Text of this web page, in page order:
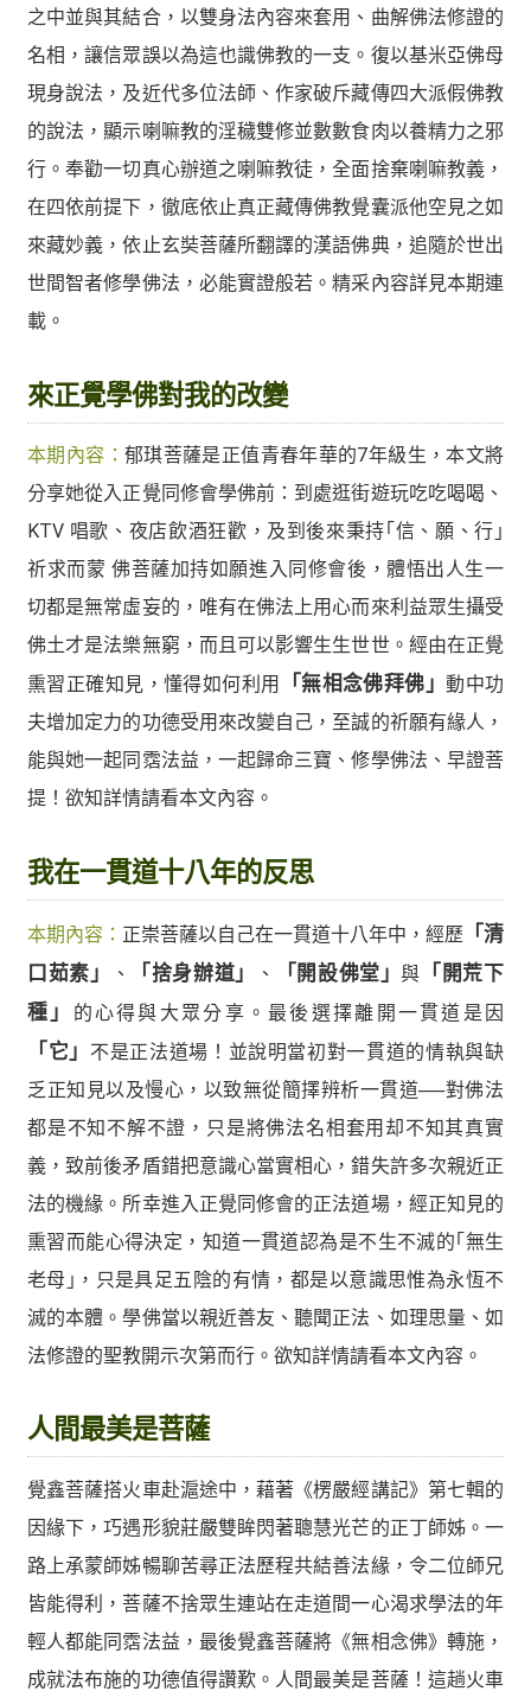
之中並與其結合，以雙身法內容來套用、曲解佛法修證的
名相，讓信眾誤以為這也識佛教的一支。復以基米亞佛母
現身說法，及近代多位法師、作家破斥藏傳四大派假佛教
的說法，顯示喇嘛教的淫穢雙修並數數食肉以養精力之邪
行。奉勸一切真心辦道之喇嘛教徒，全面捨棄喇嘛教義，
在四依前提下，徹底依止真正藏傳佛教覺囊派他空見之如
來藏妙義，依止玄奘菩薩所翻譯的漢語佛典，追隨於世出
世間智者修學佛法，必能實證般若。精采內容詳見本期連
載。
來正覺學佛對我的改變
本期內容： 郁琪菩薩是正值青春年華的7年級生，本文將
分享她從入正覺同修會學佛前：到處逛街遊玩吃吃喝喝、
KTV 唱歌、夜店飲酒狂歡，及到後來秉持｢信、願、行｣
祈求而蒙 佛菩薩加持如願進入同修會後，體悟出人生一
切都是無常虛妄的，唯有在佛法上用心而來利益眾生攝受
佛土才是法樂無窮，而且可以影響生生世世。經由在正覺
熏習正確知見，懂得如何利用
「無相念佛拜佛」動中功
夫增加定力的功德受用來改變自己，至誠的祈願有緣人，
能與她一起同霑法益，一起歸命三寶、修學佛法、早證菩
提！欲知詳情請看本文內容。
我在一貫道十八年的反思
本期內容： 正崇菩薩以自己在一貫道十八年中，經歷 「清
口茹素」
、 「捨身辦道」 、 「開設佛堂」與 「開荒下
種」 的心得與大眾分享。最後選擇離開一貫道是因
「它」 不是正法道場！並說明當初對一貫道的情執與缺
乏正知見以及慢心，以致無從簡擇辨析一貫道──對佛法
都是不知不解不證，只是將佛法名相套用却不知其真實
義，致前後矛盾錯把意識心當實相心，錯失許多次親近正
法的機緣。所幸進入正覺同修會的正法道場，經正知見的
熏習而能心得決定，知道一貫道認為是不生不滅的｢無生
老母｣，只是具足五陰的有情，都是以意識思惟為永恆不
滅的本體。學佛當以親近善友、聽聞正法、如理思量、如
法修證的聖教開示次第而行。欲知詳情請看本文內容。
人間最美是菩薩
覺鑫菩薩搭火車赴滬途中，藉著《楞嚴經講記》第七輯的
因緣下，巧遇形貌莊嚴雙眸閃著聰慧光芒的正丁師姊。一
路上承蒙師姊暢聊苦尋正法歷程共結善法緣，令二位師兄
皆能得利，菩薩不捨眾生連站在走道間一心渴求學法的年
輕人都能同霑法益，最後覺鑫菩薩將《無相念佛》轉施，
成就法布施的功德值得讚歎。人間最美是菩薩！這趟火車